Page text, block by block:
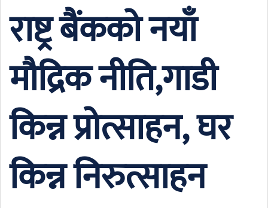
राष्ट्र बैंकको नयाँ
मौद्रिक नीति,गाडी
किन्न प्रोत्साहन, घर
किन्न निरुत्साहन